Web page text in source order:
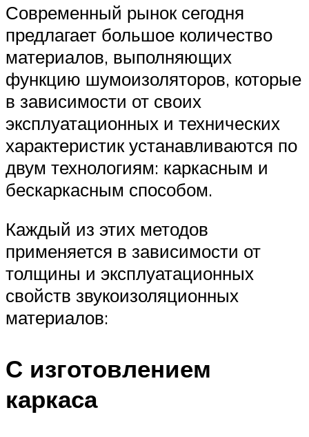
Современный рынок сегодня
предлагает большое количество
материалов, выполняющих
функцию шумоизоляторов, которые
в зависимости от своих
эксплуатационных и технических
характеристик устанавливаются по
двум технологиям: каркасным и
бескаркасным способом.
Каждый из этих методов
применяется в зависимости от
толщины и эксплуатационных
свойств звукоизоляционных
материалов:
С изготовлением
каркаса